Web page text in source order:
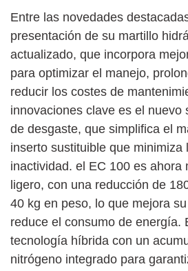
Entre las novedades
presentación de su martillo
actualizado, que incorpora
para optimizar el manejo,
reducir los costes de
innovaciones clave es el nuevo
de desgaste, que simplifica el
inserto sustituible que minimiza
inactividad. el EC 100 es ahora
ligero, con una reducción de
40 kg en peso, lo que mejora
reduce el consumo de energía.
tecnología híbrida con un
nitrógeno integrado para